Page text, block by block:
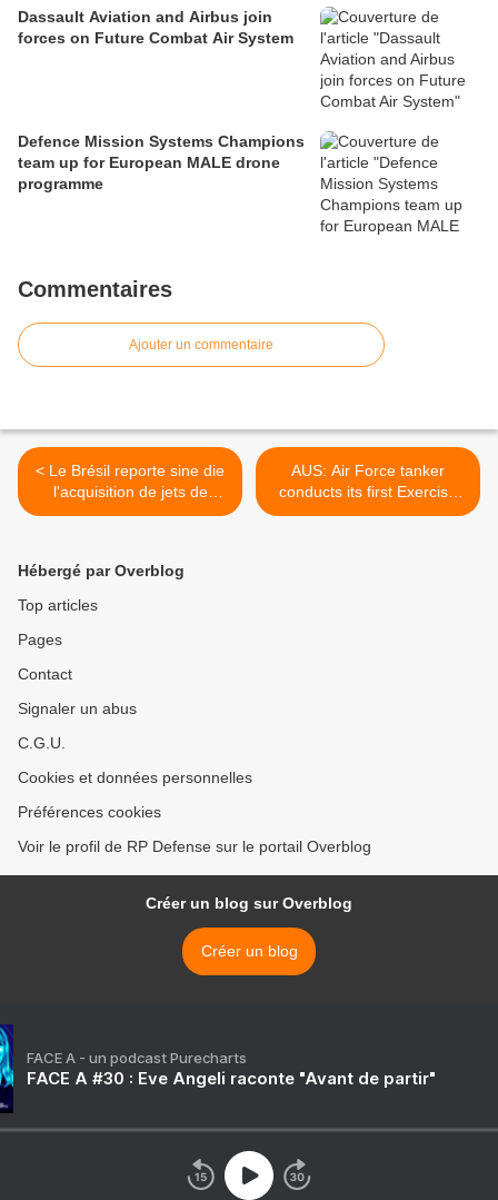
Dassault Aviation and Airbus join
forces on Future Combat Air System
Defence Mission Systems Champions
team up for European MALE drone
programme
Commentaires
Ajouter un commentaire
< Le Brésil reporte sine die
l'acquisition de jets de
combat
AUS: Air Force tanker
conducts its first Exercise
Pitch Black >
Hébergé par Overblog
Top articles
Pages
Contact
Signaler un abus
C.G.U.
Cookies et données personnelles
Préférences cookies
Voir le profil de RP Defense sur le portail Overblog
Créer un blog sur Overblog
Créer un blog
FACE A - un podcast Purecharts
FACE A #30 : Eve Angeli raconte "Avant de partir"